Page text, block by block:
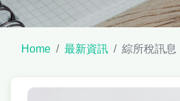
Home 最新資訊 綜所稅訊息